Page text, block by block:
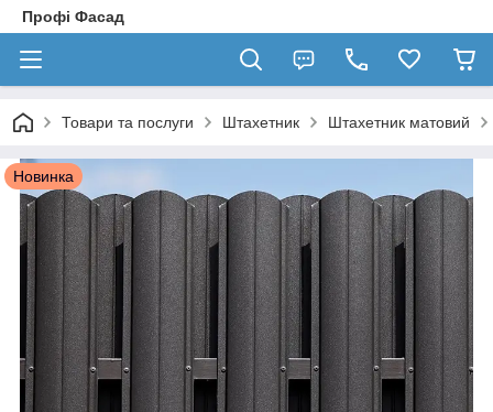
Профі Фасад
Товари та послуги Штахетник Штахетник матовий
Новинка